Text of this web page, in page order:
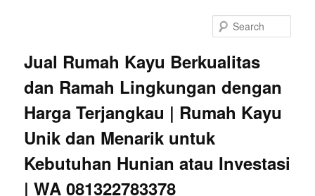
Jual Rumah Kayu Berkualitas
dan Ramah Lingkungan dengan
Harga Terjangkau | Rumah Kayu
Unik dan Menarik untuk
Kebutuhan Hunian atau Investasi
| WA 081322783378